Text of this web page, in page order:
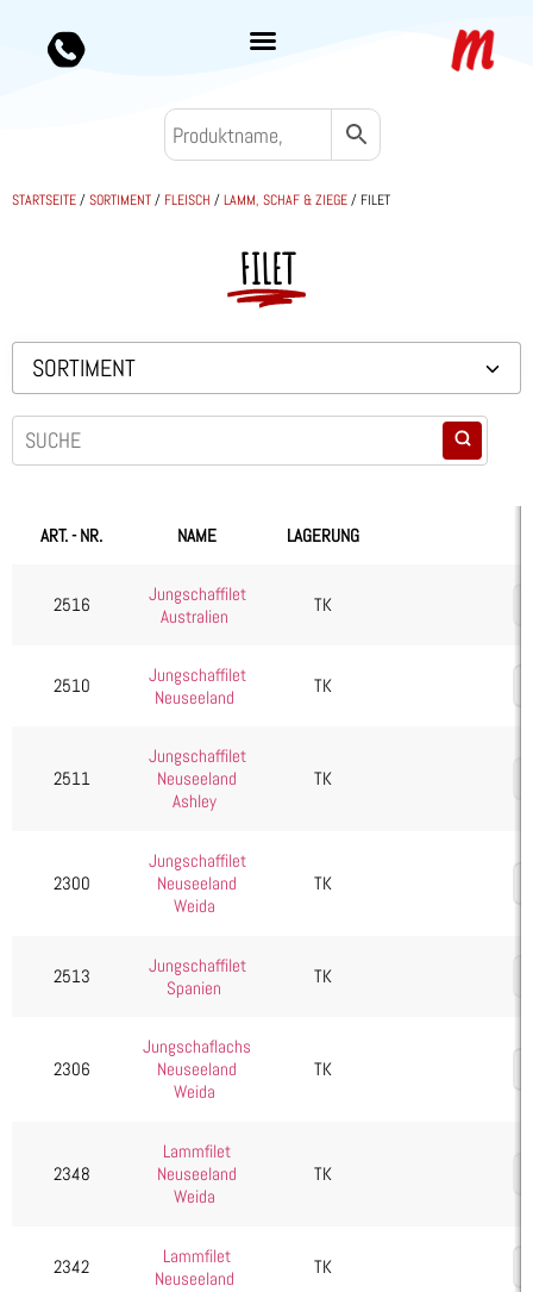
STARTSEITE/SORTIMENT/ FLEISCH /LAMM, SCHAF & ZIEGE/ FILET
FILET
SORTIMENT
Backwaren TK
Convenience
Fleisch
Käse
Obst & Gemüse
Wurst & Schinken
ART. - NR. NAME LAGERUNG
2516
Jungschaffilet
Australien
TK
2510
Jungschaffilet
Neuseeland
TK
2511
Jungschaffilet
Neuseeland
Ashley
TK
2300
Jungschaffilet
Neuseeland
Weida
TK
2513
Jungschaffilet
Spanien
TK
2306
Jungschaflachs
Neuseeland
Weida
TK
2348
Lammfilet
Neuseeland
Weida
TK
2342
Lammfilet
Neuseeland
TK